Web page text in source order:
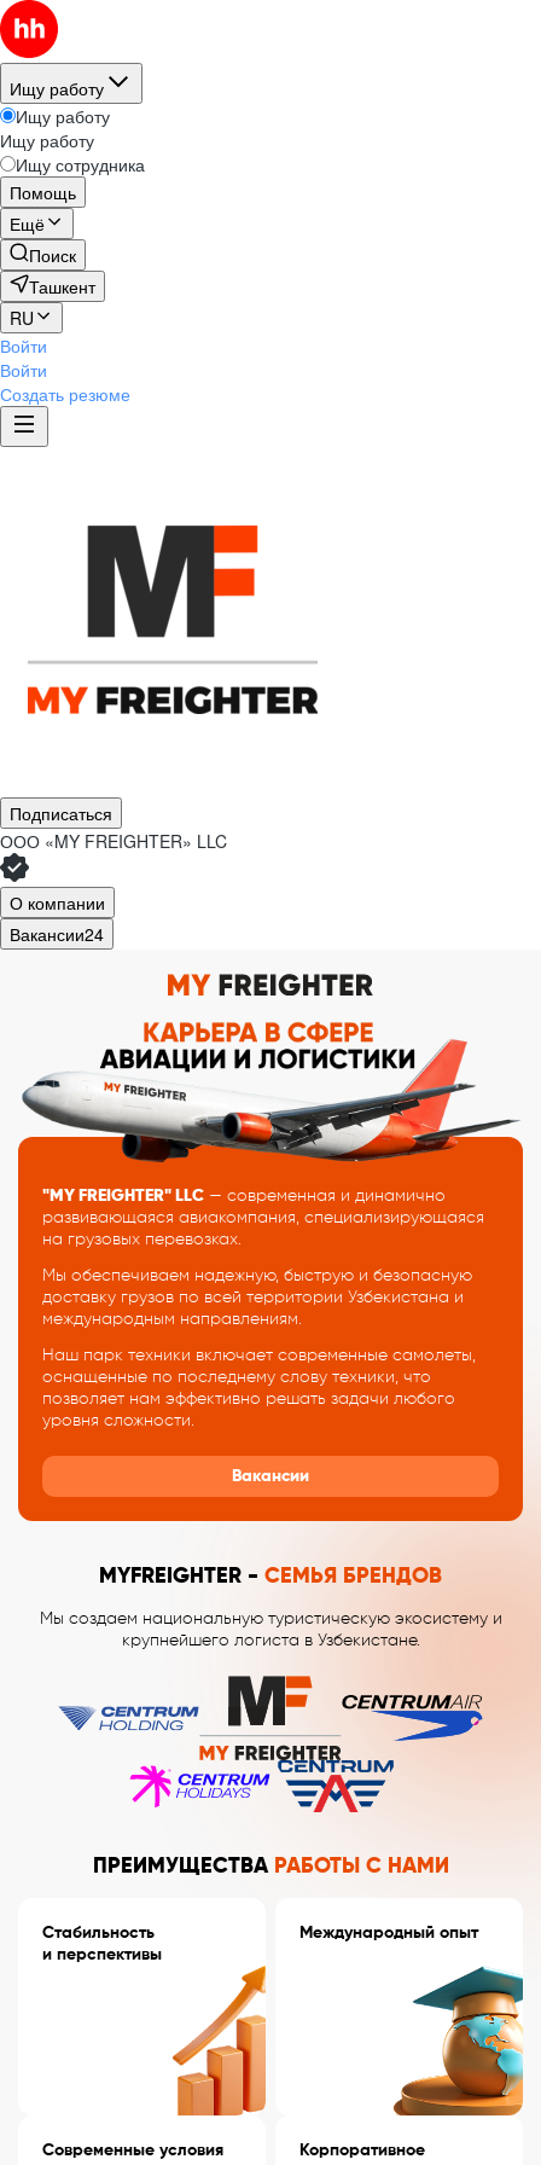
Ищу работу
Ищу работу
Ищу работу
Ищу сотрудника
Помощь
Ещё
Поиск
Ташкент
RU
Войти
Войти
Создать резюме
Подписаться
ООО «MY FREIGHTER» LLC
О компании
Вакансии24
"MY FREIGHTER" LLC — современная и динамично
развивающаяся авиакомпания, специализирующаяся
на грузовых перевозках.
Мы обеспечиваем надежную, быструю и безопасную
доставку грузов по всей территории Узбекистана и
международным направлениям.
Наш парк техники включает современные самолеты,
оснащенные по последнему слову техники, что
позволяет нам эффективно решать задачи любого
уровня сложности.
Вакансии
MYFREIGHTER - СЕМЬЯ БРЕНДОВ
Мы создаем национальную туристическую экосистему и
крупнейшего логиста в Узбекистане.
ПРЕИМУЩЕСТВА РАБОТЫ С НАМИ
Стабильность
и перспективы
Международный опыт
Современные условия
Корпоративное